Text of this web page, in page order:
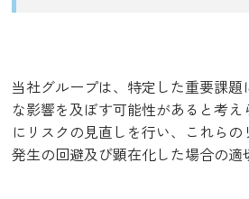
当社グループは、特定した重要課
な影響を及ぼす可能性があると考
にリスクの見直しを行い、これら
発生の回避及び顕在化した場合の適